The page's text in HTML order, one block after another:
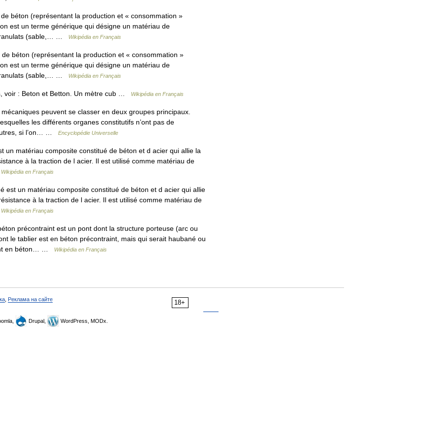
béton (représentant la production et « consommation »
est un terme générique qui désigne un matériau de
(sable,… …
Wikipédia en Français
béton (représentant la production et « consommation »
est un terme générique qui désigne un matériau de
(sable,… …
Wikipédia en Français
voir : Beton et Betton. Un mètre cub … Wikipédia en Français
peuvent se classer en deux groupes principaux.
les différents organes constitutifs n’ont pas de
si l’on… …
Encyclopédie Universelle
matériau composite constitué de béton et d acier qui allie la
à la traction de l acier. Il est utilisé comme matériau de
Wikipédia en Français
un matériau composite constitué de béton et d acier qui allie
à la traction de l acier. Il est utilisé comme matériau de
Wikipédia en Français
précontraint est un pont dont la structure porteuse (arc ou
le tablier est en béton précontraint, mais qui serait haubané ou
en béton… …
Wikipédia en Français
18+
Реклама на сайте
Drupal, WordPress, MODx.